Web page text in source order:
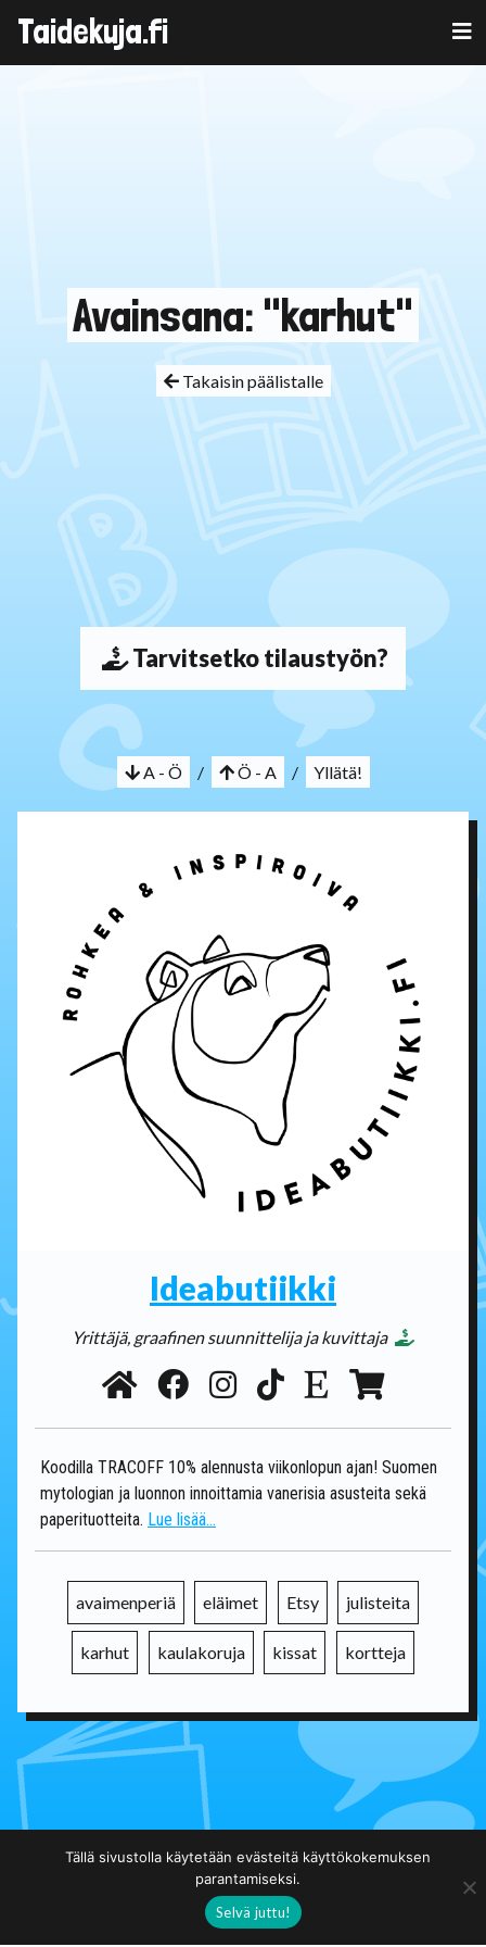
Skip
Taidekuja.fi
Avainsana: "karhut"
Takaisin päälistalle
Tarvitsetko tilaustyön?
A - Ö / Ö - A / Yllätä!
Ideabutiikki
Yrittäjä, graafinen suunnittelija ja kuvittaja
Koodilla TRACOFF 10% alennusta viikonlopun ajan! Suomen
mytologian ja luonnon innoittamia vanerisia asusteita sekä
paperituotteita. Lue lisää...
avaimenperiä eläimet Etsy julisteita
karhut kaulakoruja kissat kortteja
Takaisin päälistalle
Taidekuja.fi
Tällä sivustolla käytetään evästeitä käyttökokemuksen
parantamiseksi.
Selvä juttu!